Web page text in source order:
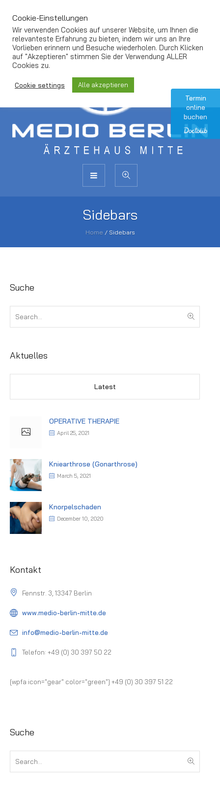
Termin
online
buchen
Sidebars
Home / Sidebars
Suche
Aktuelles
Latest
OPERATIVE THERAPIE
April 25, 2021
Kniearthrose (Gonarthrose)
March 5, 2021
Knorpelschaden
December 10, 2020
Kontakt
Fennstr. 3, 13347 Berlin
www.medio-berlin-mitte.de
info@medio-berlin-mitte.de
Telefon: +49 (0) 30 397 50 22
[wpfa icon="gear" color="green"] +49 (0) 30 397 51 22
Suche
Cookie-Einstellungen
Wir verwenden Cookies auf unserer Website, um Ihnen die
relevanteste Erfahrung zu bieten, indem wir uns an Ihre
Vorlieben erinnern und Besuche wiederholen. Durch Klicken
auf "Akzeptieren" stimmen Sie der Verwendung ALLER
Cookies zu.
Cookie settings Alle akzeptieren